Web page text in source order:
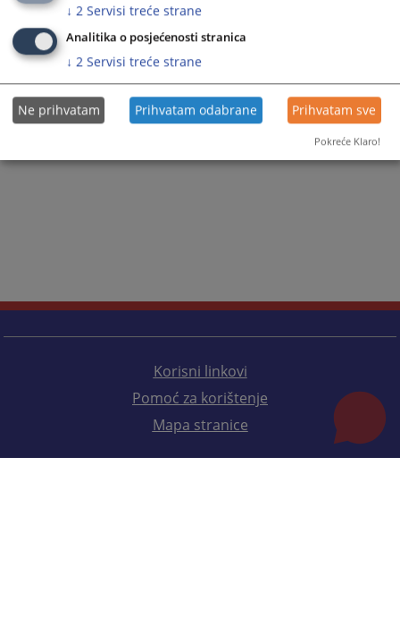
Korisni linkovi
Pomoć za korištenje
Mapa stranice
↓ 2 Servisi treće strane
Analitika o posjećenosti stranica
↓ 2 Servisi treće strane
Ne prihvatam Prihvatam odabrane Prihvatam sve
Pokreće Klaro!